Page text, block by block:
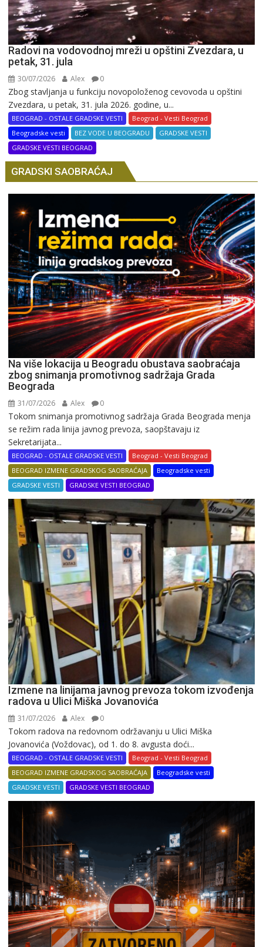
Radovi na vodovodnoj mreži u opštini Zvezdara, u
petak, 31. jula
30/07/2026 Alex 0
Zbog stavljanja u funkciju novopoloženog cevovoda u opštini
Zvezdara, u petak, 31. jula 2026. godine, u...
BEOGRAD - OSTALE GRADSKE VESTI
Beograd - Vesti Beograd
Beogradske vesti
BEZ VODE U BEOGRADU
GRADSKE VESTI
GRADSKE VESTI BEOGRAD
GRADSKI SAOBRAĆAJ
Na više lokacija u Beogradu obustava saobraćaja
zbog snimanja promotivnog sadržaja Grada
Beograda
31/07/2026 Alex 0
Tokom snimanja promotivnog sadržaja Grada Beograda menja
se režim rada linija javnog prevoza, saopštavaju iz
Sekretarijata...
BEOGRAD - OSTALE GRADSKE VESTI
Beograd - Vesti Beograd
BEOGRAD IZMENE GRADSKOG SAOBRAĆAJA
Beogradske vesti
GRADSKE VESTI
GRADSKE VESTI BEOGRAD
Izmene na linijama javnog prevoza tokom izvođenja
radova u Ulici Miška Jovanovića
31/07/2026 Alex 0
Tokom radova na redovnom održavanju u Ulici Miška
Jovanovića (Voždovac), od 1. do 8. avgusta doći...
BEOGRAD - OSTALE GRADSKE VESTI
Beograd - Vesti Beograd
BEOGRAD IZMENE GRADSKOG SAOBRAĆAJA
Beogradske vesti
GRADSKE VESTI
GRADSKE VESTI BEOGRAD